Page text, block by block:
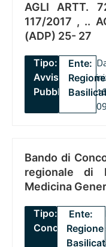
AGLI ARTT.
117/2017 , ..
(ADP) 25- 27
Tipo:
Avviso
Pubblico
Ente:
Regione
Bando di
regionale di
Medicina
Tipo:
Concorsi
Ente:
Regione